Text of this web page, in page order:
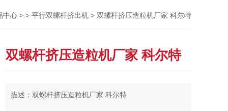
中心 > > 平行双螺杆挤出机 > 双螺杆挤压造粒机厂家 科尔特
双螺杆挤压造粒机厂家 科尔特
描述：双螺杆挤压造粒机厂家 科尔特